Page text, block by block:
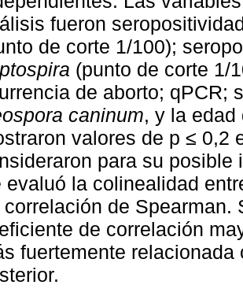
fueron
de corte 1/100);
(punto de corte 1/
de aborto; qPCR;
caninum, y la
valores de p ≤ 0,2
para su
evaluó la colinealidad
correlación de Spearman.
de correlación
fuertemente